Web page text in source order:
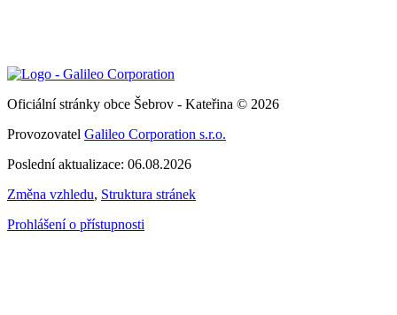
Oficiální stránky obce Šebrov - Kateřina © 2026
Provozovatel Galileo Corporation s.r.o.
Poslední aktualizace: 06.08.2026
Změna vzhledu, Struktura stránek
Prohlášení o přístupnosti